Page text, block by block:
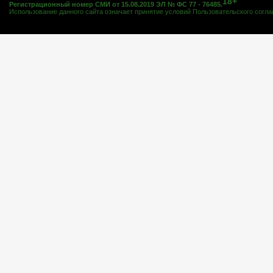
Регистрационный номер СМИ от 15.08.2019 ЭЛ № ФС 77 - 76485.
Использование данного сайта означает принятие условий Пользовательского